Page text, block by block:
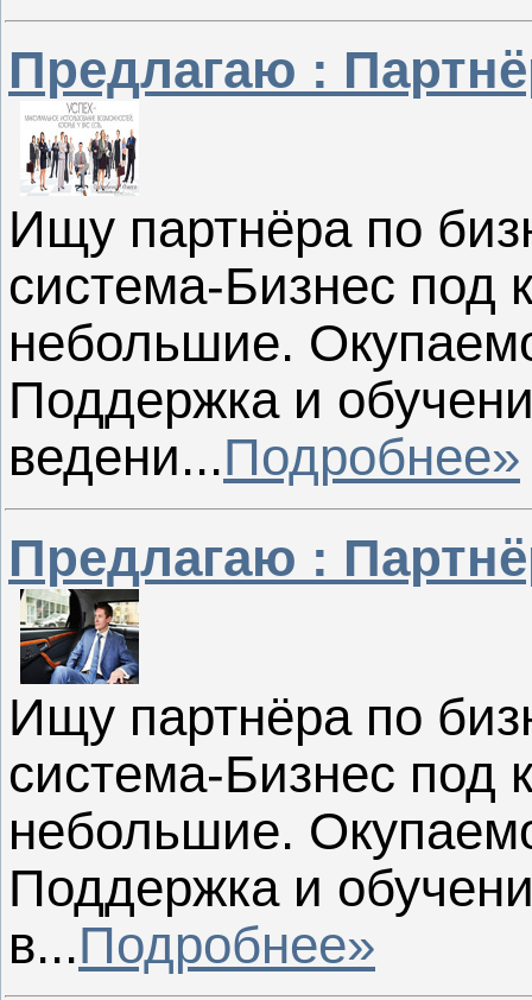
Предлагаю :
Ищу партнёра по
система-Бизнес под
небольшие.
Поддержка и
ведени...Подробнее»
Предлагаю :
Ищу партнёра по
система-Бизнес
небольшие.
Поддержка и
в...Подробнее»